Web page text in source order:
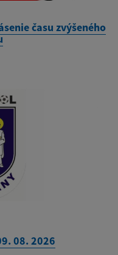
času zvýšeného
08. 2026